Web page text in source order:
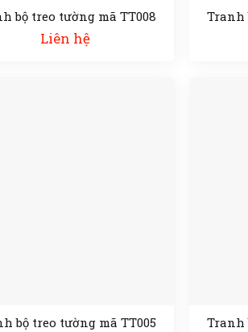
bộ treo tường mã TT008
Liên hệ
Tranh
bộ treo tường mã TT005 Tranh